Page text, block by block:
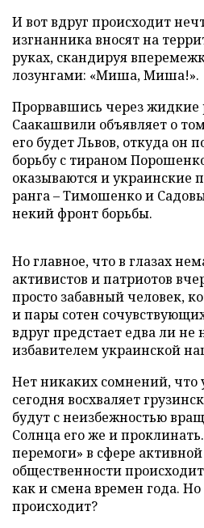
И вот вдруг происходит
изгнанника вносят на
руках, скандируя
лозунгами: «Миша, Миша!».
Прорвавшись через
Саакашвили объявляет о
его будет Львов, откуда он
борьбу с тираном
оказываются и украинские
ранга – Тимошенко и
некий фронт борьбы.
Но главное, что в глазах
активистов и патриотов
просто забавный человек,
и пары сотен
вдруг предстает едва ли не
избавителем украинской
Нет никаких сомнений, что
сегодня восхваляет
будут с неизбежностью
Солнца его же и
перемоги» в сфере
общественности
как и смена времен года.
происходит?